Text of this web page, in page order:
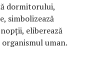
dormitorului,
simbolizează
eliberează
uman.